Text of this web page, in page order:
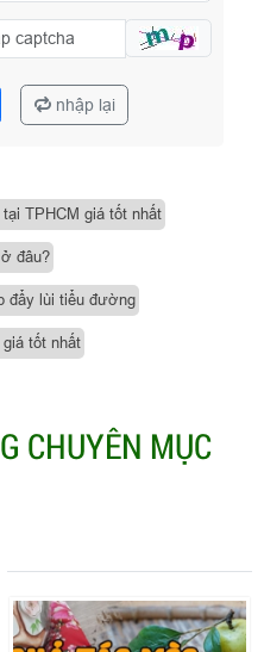
nhập lại
TPHCM giá tốt nhất
đâu?
đẩy lùi tiểu đường
tốt nhất
CHUYÊN MỤC